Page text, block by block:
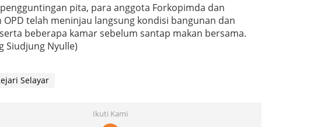
pita, para anggota Forkopimda dan
OPD telah meninjau langsung kondisi bangunan dan
beberapa kamar sebelum santap makan bersama.
Siudjung Nyulle)
Selayar
Ikuti Kami